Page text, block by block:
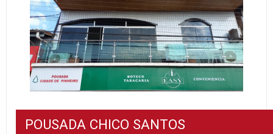
POUSADA CHICO SANTOS